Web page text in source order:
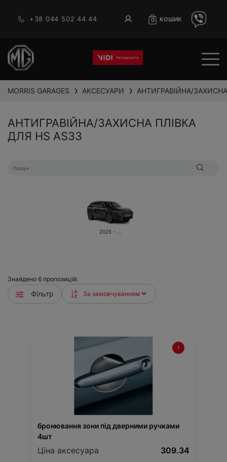
+38 044 502 44 44 0 КОШИК
MORRIS GARAGES ❯ АКСЕСУАРИ ❯ АНТИГРАВІЙНА/
АНТИГРАВІЙНА/ЗАХИСНА ПЛІВКА
ДЛЯ HS AS33
2025 - ...
Знайдено 6 пропозицій:
Фільтр
бронювання зони під дверними ручками
4шт
Ціна аксесуара 309.34